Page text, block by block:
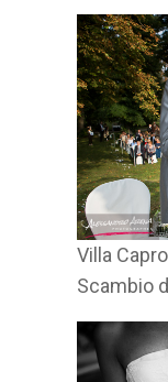
Villa
Scambio